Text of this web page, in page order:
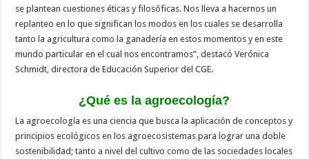
se plantean cuestiones éticas y filosóficas. Nos lleva a hacernos un
replanteo en lo que significan los modos en los cuales se desarrolla
tanto la agricultura como la ganadería en estos momentos y en este
mundo particular en el cual nos encontramos”, destacó Verónica
Schmidt, directora de Educación Superior del CGE.
¿Qué es la agroecología?
La agroecología es una ciencia que busca la aplicación de conceptos y
principios ecológicos en los agroecosistemas para lograr una doble
sostenibilidad; tanto a nivel del cultivo como de las sociedades locales